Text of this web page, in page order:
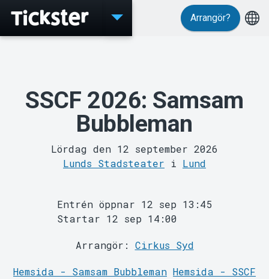
Arrangör?
SSCF 2026: Samsam
Bubbleman
Lördag den 12 september 2026
Lunds Stadsteater i Lund
Entrén öppnar 12 sep 13:45
Startar 12 sep 14:00
Arrangör: Cirkus Syd
Hemsida - Samsam Bubbleman Hemsida - SSCF